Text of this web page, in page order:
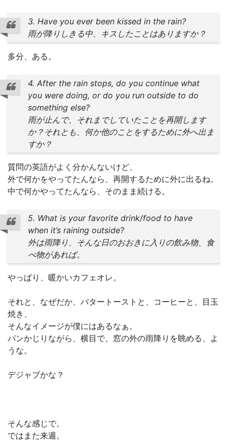
3. Have you ever been kissed in the rain?
雨が降りしきる中、キスしたことはありますか？
多分、ある。
4. After the rain stops, do you continue what
you were doing, or do you run outside to do
something else?
雨が止んで、それまでしていたことを再開します
か？それとも、何か他のことをするために外へ出ま
すか？
質問の英語がよく分かんないけど、
外で何かをやってたんなら、再開するために外に出るね。
中で何かやってたんなら、そのまま続ける。
5. What is your favorite drink/food to have
when it’s raining outside?
外は雨降り、そんな日のおおきに入りの飲み物、食
べ物があれば。
やっぱり、暖かいカフェオレ。
それと、なぜだか、バタートーストと、コーヒーと、目玉
焼き、
そんなイメージが僕にはあるなぁ。
パンかじりながら、横目で、窓の外の雨降りを眺める、よ
うな。
デジャブかな？
そんな感じで。
ではまた来週。